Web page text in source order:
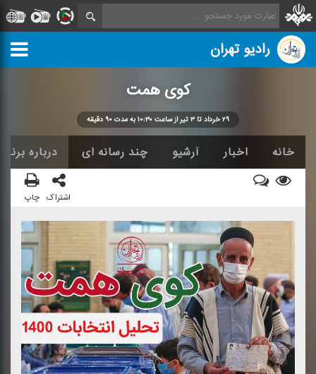
رادیو تهران
كوی همت
۲۹ خرداد تا ۳ تیر از ساعت ۱۰:۳۰ به مدت ۹۰ دقیقه
خانه اخبار آرشیو چند رسانه ای درباره
اشتراک چاپ